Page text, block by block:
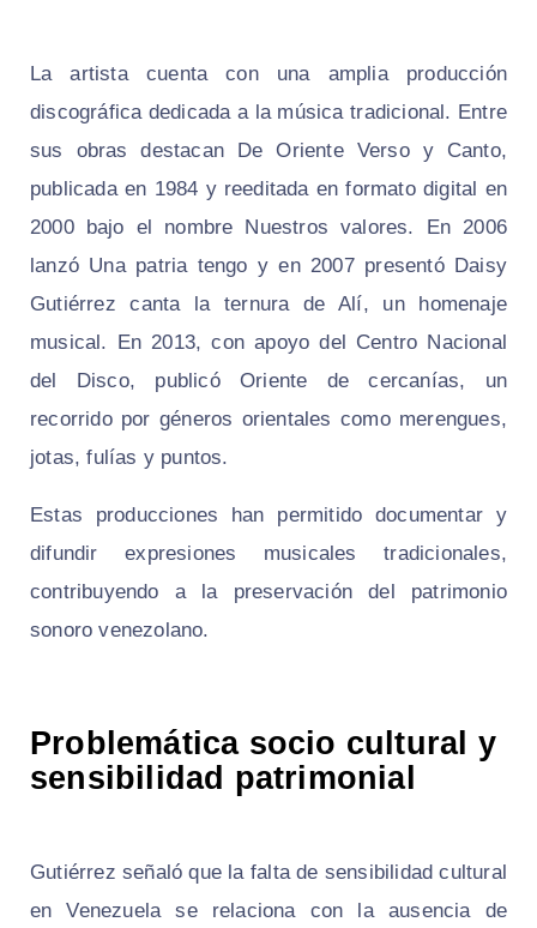
La artista cuenta con una amplia producción
discográfica dedicada a la música tradicional. Entre
sus obras destacan De Oriente Verso y Canto,
publicada en 1984 y reeditada en formato digital en
2000 bajo el nombre Nuestros valores. En 2006
lanzó Una patria tengo y en 2007 presentó Daisy
Gutiérrez canta la ternura de Alí, un homenaje
musical. En 2013, con apoyo del Centro Nacional
del Disco, publicó Oriente de cercanías, un
recorrido por géneros orientales como merengues,
jotas, fulías y puntos.
Estas producciones han permitido documentar y
difundir expresiones musicales tradicionales,
contribuyendo a la preservación del patrimonio
sonoro venezolano.
Problemática socio cultural y
sensibilidad patrimonial
Gutiérrez señaló que la falta de sensibilidad cultural
en Venezuela se relaciona con la ausencia de